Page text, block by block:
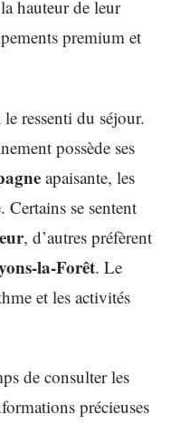
hauteur de leur
premium et
ressenti du séjour.
possède ses
apaisante, les
Certains se sentent
, d’autres préfèrent
la-Forêt. Le
et les activités
de consulter les
précieuses